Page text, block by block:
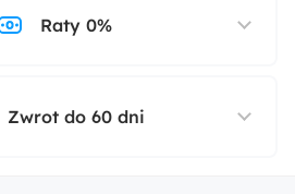
Raty 0%
Zwrot do 60 dni